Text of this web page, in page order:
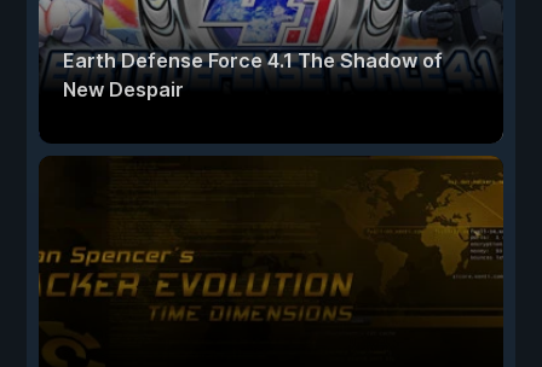
Earth Defense Force 4.1 The Shadow of
New Despair